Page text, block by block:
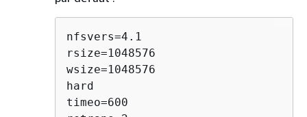
nfsvers=4.1
rsize=1048576
wsize=1048576
hard
timeo=600